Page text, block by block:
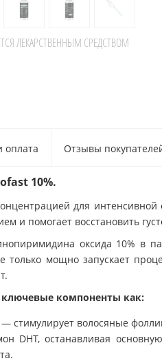
ЛЕКАРСТВЕННЫМ СРЕДСТВОМ
оплата Отзывы
10%.
для
и помогает восстановить
оксида 10% в
только мощно запускает
ключевые компоненты как:
волосяные
DHT, останавливая